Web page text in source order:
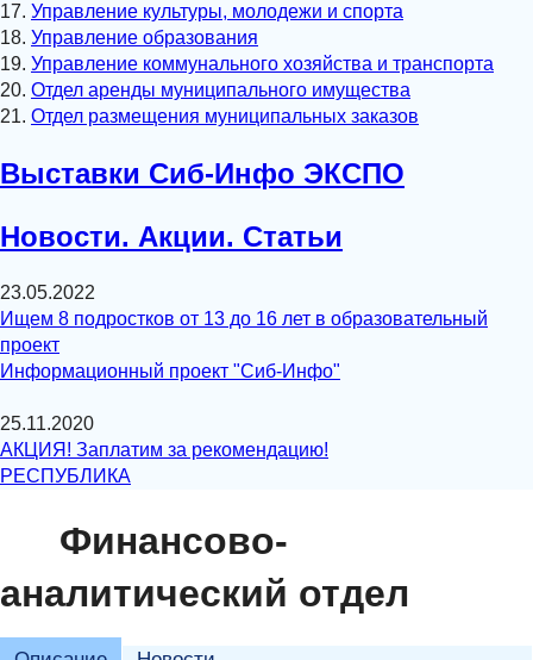
17. Управление культуры, молодежи и спорта
18. Управление образования
19. Управление коммунального хозяйства и транспорта
20. Отдел аренды муниципального имущества
21. Отдел размещения муниципальных заказов
Выставки Сиб-Инфо ЭКСПО
Новости. Акции. Статьи
23.05.2022
Ищем 8 подростков от 13 до 16 лет в образовательный
проект
Информационный проект "Сиб-Инфо"
25.11.2020
АКЦИЯ! Заплатим за рекомендацию!
РЕСПУБЛИКА
Финансово-
аналитический отдел